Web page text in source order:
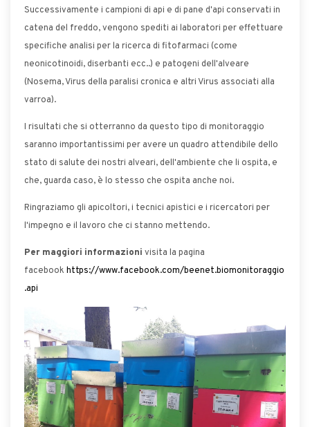
Successivamente i campioni di api e di pane d'api conservati in
catena del freddo, vengono spediti ai laboratori per effettuare
specifiche analisi per la ricerca di fitofarmaci (come
neonicotinoidi, diserbanti ecc..) e patogeni dell'alveare
(Nosema, Virus della paralisi cronica e altri Virus associati alla
varroa).
I risultati che si otterranno da questo tipo di monitoraggio
saranno importantissimi per avere un quadro attendibile dello
stato di salute dei nostri alveari, dell'ambiente che li ospita, e
che, guarda caso, è lo stesso che ospita anche noi.
Ringraziamo gli apicoltori, i tecnici apistici e i ricercatori per
l'impegno e il lavoro che ci stanno mettendo.
Per maggiori informazioni visita la pagina
facebook https://www.facebook.com/beenet.biomonitoraggio
.api